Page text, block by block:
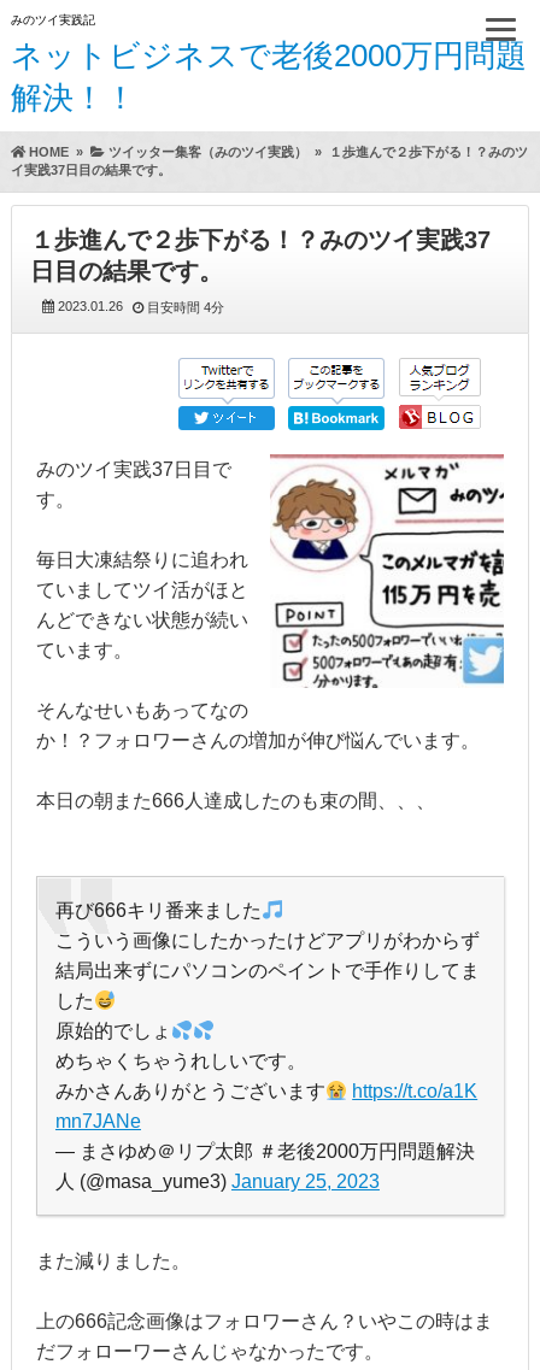
みのツイ実践記
ネットビジネスで老後2000万円問題
解決！！
HOME» ツイッター集客（みのツイ実践） »
１歩進んで２歩下がる！？みのツ
イ実践37日目の結果です。
１歩進んで２歩下がる！？みのツイ実践37
日目の結果です。
2023.01.26 目安時間 4分
みのツイ実践37日目で
す。
毎日大凍結祭りに追われ
ていましてツイ活がほと
んどできない状態が続い
ています。
そんなせいもあってなの
か！？フォロワーさんの増加が伸び悩んでいます。
本日の朝また666人達成したのも束の間、、、
再び666キリ番来ました
こういう画像にしたかったけどアプリがわからず
結局出来ずにパソコンのペイントで手作りしてま
した
原始的でしょ
めちゃくちゃうれしいです。
みかさんありがとうございます
https://t.co/a1K
mn7JANe
— まさゆめ＠リプ太郎 ＃老後2000万円問題解決
人 (@masa_yume3) January 25, 2023
また減りました。
上の666記念画像はフォロワーさん？いやこの時はま
だフォローワーさんじゃなかったです。